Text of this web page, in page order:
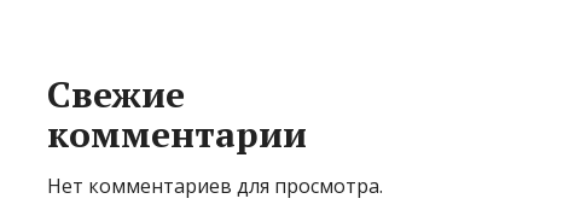
Свежие
комментарии
Нет комментариев для просмотра.